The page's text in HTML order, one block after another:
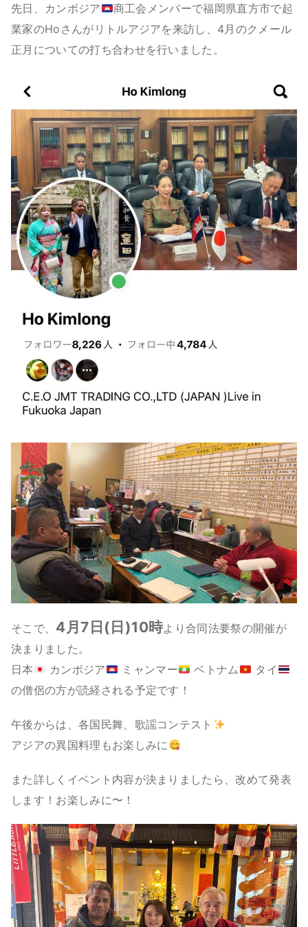
先日、カンボジア
商工会メンバーで福岡県直方市で起
業家のHoさんがリトルアジアを来訪し、4月のクメール
正月についての打ち合わせを行いました。
そこで、 4月7日(日)10時より合同法要祭の開催が
決まりました。
日本
カンボジア ミャンマー ベトナム
タイ
の僧侶の方が読経される予定です！
午後からは、各国民舞、歌謡コンテスト
アジアの異国料理もお楽しみに
また詳しくイベント内容が決まりましたら、改めて発表
します！お楽しみに〜！